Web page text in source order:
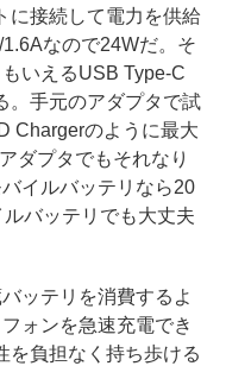
に接続して電力を供給
なので24Wだ。そ
いえるUSB Type-C
。手元のアダプタで試
Chargerのように最大
ダプタでもそれなり
イルバッテリなら20
バッテリでも大丈夫
ッテリを消費するよ
ォンを急速充電でき
を負担なく持ち歩ける